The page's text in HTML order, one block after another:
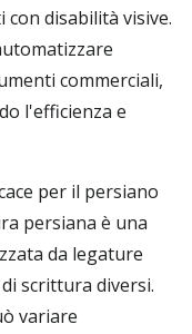
disabilità visive.
commerciali,
l'efficienza e
per il persiano
persiana è una
da legature
scrittura diversi.
variare